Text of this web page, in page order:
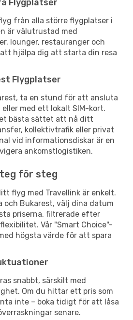
Flygplatser
från alla större flygplatser i
är välutrustad med
lounger, restauranger och
hjälpa dig att starta din resa
Flygplatser
ta en stund för att ansluta
med ett lokalt SIM-kort.
bästa sättet att nå ditt
kollektivtrafik eller privat
vid informationsdiskar är en
ankomstlogistiken.
för steg
flyg med Travellink är enkelt.
och Bukarest, välj dina datum
priserna, filtrerade efter
Vår "Smart Choice"-
högsta värde för att spara
snabbt, särskilt med
Om du hittar ett pris som
inte – boka tidigt för att låsa
senare.